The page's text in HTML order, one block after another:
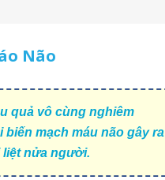
Não
quả vô cùng nghiêm
mạch máu não gây ra
liệt nửa người.